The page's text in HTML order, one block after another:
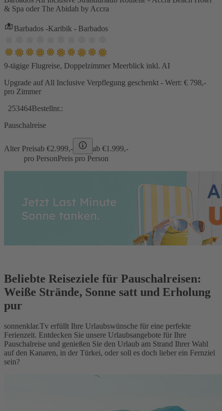
& Spa oder The Abidah by Accra
Barbados -Karibik - Barbados
9-tägige Flugreise, Doppelzimmer Meerblick inkl. AI
Upgrade auf All Inclusive Verpflegung geschenkt - Wert: € 798,-
pro Zimmer
253464Bestellnr.:
Pauschalreise
Alter Preisab €2.999,- ab €1.999,-
pro PersonPreis pro Person
Beliebte Reiseziele für Pauschalreisen:
Weiße Strände, Sonne satt und Erholung
pur
sonnenklar.Tv erfüllt Ihre Urlaubswünsche für eine perfekte
Ferienzeit. Entdecken Sie unsere Urlaubsangebote für Ihre
Pauschalreise und genießen Sie den Urlaub am Strand Ihrer Wahl
auf den Kanaren, in der Türkei, oder soll es doch lieber ein Fernziel
sein?